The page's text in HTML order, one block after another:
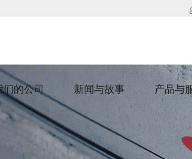
们的公司 新闻与故事 产品与